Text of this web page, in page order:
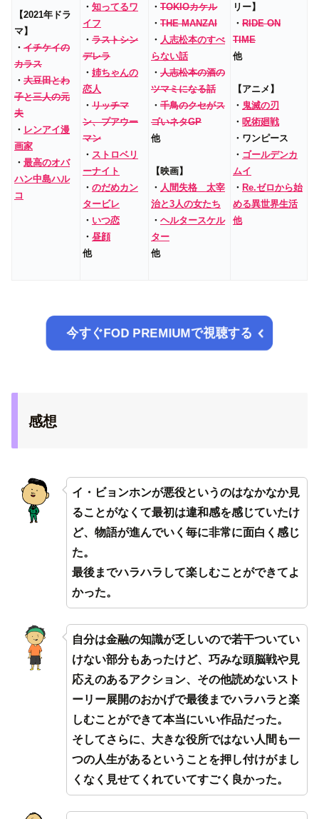
【2021年ドラ
マ】
・ イチケイの
カラス
・ 大豆田とわ
子と三人の元
夫
・ レンアイ漫
画家
・ 最高のオバ
ハン中島ハル
コ
・ 知ってるワ
イフ
・ ラストシン
デレラ
・ 姉ちゃんの
恋人
・ リッチマ
ン、プアウー
マン
・ ストロベリ
ーナイト
・ のだめカン
タービレ
・ いつ恋
・ 昼顔
他
・ TOKIOカケル
・ THE MANZAI
・ 人志松本のすべ
らない話
・ 人志松本の酒の
ツマミになる話
・ 千鳥のクセがス
ゴいネタGP
他
【映画】
・ 人間失格 太宰
治と3人の女たち
・ ヘルタースケル
ター
他
リー】
・ RIDE ON
TIME
他
【アニメ】
・ 鬼滅の刃
・ 呪術廻戦
・ワンピース
・ ゴールデンカ
ムイ
・ Re.ゼロから始
める異世界生活
他
今すぐFOD PREMIUMで視聴する
感想
イ・ビョンホンが悪役というのはなかなか見
ることがなくて最初は違和感を感じていたけ
ど、物語が進んでいく毎に非常に面白く感じ
た。
最後までハラハラして楽しむことができてよ
かった。
自分は金融の知識が乏しいので若干ついてい
けない部分もあったけど、巧みな頭脳戦や見
応えのあるアクション、その他読めないスト
ーリー展開のおかげで最後までハラハラと楽
しむことができて本当にいい作品だった。
そしてさらに、大きな役所ではない人間も一
つの人生があるということを押し付けがまし
くなく見せてくれていてすごく良かった。